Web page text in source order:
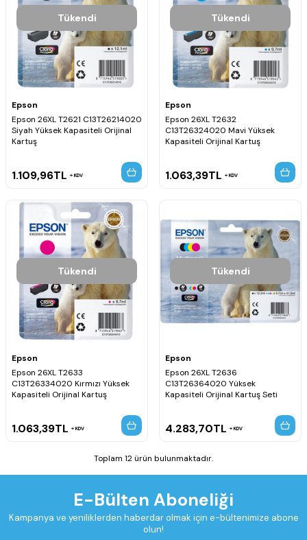
Tükendi
Epson
Epson 26XL T2621 C13T26214020
Siyah Yüksek Kapasiteli Orijinal
Kartuş
1.109,96TL KDV
Tükendi
Epson
Epson 26XL T2632
C13T26324020 Mavi Yüksek
Kapasiteli Orijinal Kartuş
1.063,39TL KDV
Tükendi
Epson
Epson 26XL T2633
C13T26334020 Kırmızı Yüksek
Kapasiteli Orijinal Kartuş
1.063,39TL KDV
Tükendi
Epson
Epson 26XL T2636
C13T26364020 Yüksek
Kapasiteli Orijinal Kartuş Seti
4.283,70TL KDV
Toplam 12 ürün bulunmaktadır.
E-Bülten Aboneliği
Kampanya ve yeniliklerden haberdar olmak için e-bültenimize abone
olun!